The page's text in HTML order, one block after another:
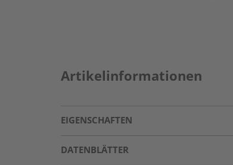
Artikelinformationen
EIGENSCHAFTEN
DATENBLÄTTER